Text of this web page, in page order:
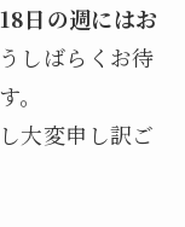
日の週にはお
しばらくお待
大変申し訳ご